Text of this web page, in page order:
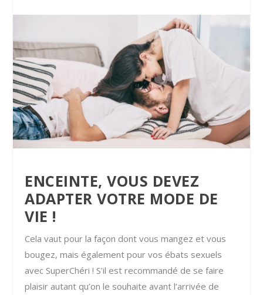
ENCEINTE, VOUS DEVEZ
ADAPTER VOTRE MODE DE
VIE !
Cela vaut pour la façon dont vous mangez et vous
bougez, mais également pour vos ébats sexuels
avec SuperChéri ! S’il est recommandé de se faire
plaisir autant qu’on le souhaite avant l’arrivée de